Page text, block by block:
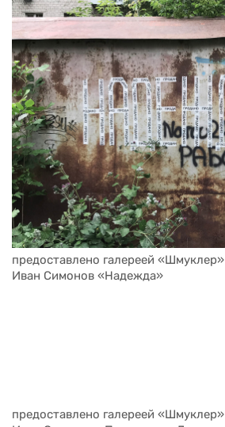
предоставлено галереей «Шмуклер»
Иван Симонов «Надежда»